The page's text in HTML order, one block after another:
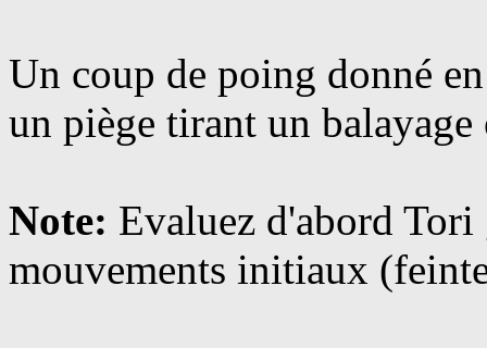
Un coup de poing donné
un piège tirant un
Note: Evaluez d'abord Tori
mouvements initiaux